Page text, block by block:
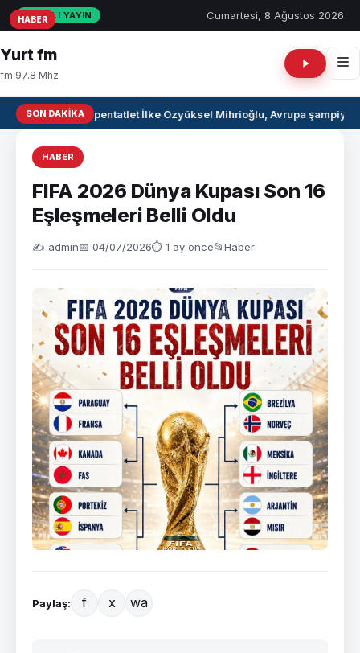
CANLI YAYIN Cumartesi, 8 Ağustos 2026
Yurt fm
fm 97.8 Mhz
SON DAKIKAMilli pentatlet İlke Özyüksel Mihrioğlu, Avrupa
HABER
FIFA 2026 Dünya Kupası Son 16
Eşleşmeleri Belli Oldu
✍️ admin📅 04/07/2026⏱ 1 ay önce📂Haber
Paylaş: f x wa
HABER
HABER
HABER